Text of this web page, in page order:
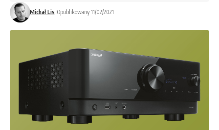
Michał Lis Opublikowany 11/02/2021